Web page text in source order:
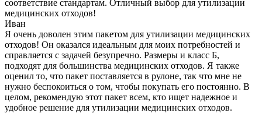
соответствие стандартам. Отличный выбор для утилизации
медицинских отходов!
Иван
Я очень доволен этим пакетом для утилизации медицинских
отходов! Он оказался идеальным для моих потребностей и
справляется с задачей безупречно. Размеры и класс Б,
подходят для большинства медицинских отходов. Я также
оценил то, что пакет поставляется в рулоне, так что мне не
нужно беспокоиться о том, чтобы покупать его постоянно. В
целом, рекомендую этот пакет всем, кто ищет надежное и
удобное решение для утилизации медицинских отходов.